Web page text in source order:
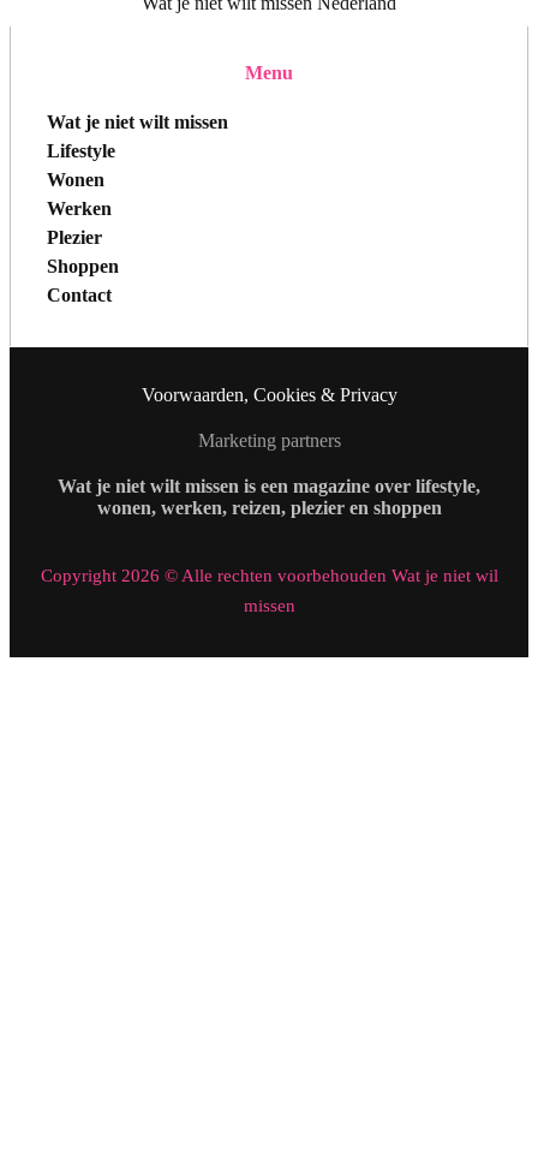
Menu
Wat je niet wilt missen
Lifestyle
Wonen
Werken
Plezier
Shoppen
Contact
Voorwaarden, Cookies & Privacy
Marketing partners
Wat je niet wilt missen is een magazine over lifestyle,
wonen, werken, reizen, plezier en shoppen
Copyright 2026 © Alle rechten voorbehouden Wat je niet wil
missen